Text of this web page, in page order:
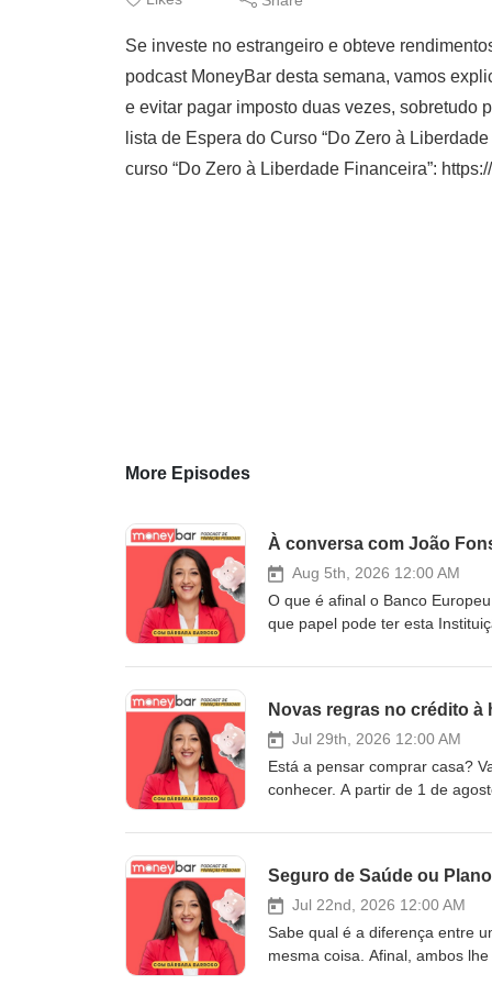
Se investe no estrangeiro e obteve
podcast MoneyBar desta semana, vamos
e evitar pagar imposto duas vezes, sobretudo
lista de Espera do Curso “Do Zero à
curso “Do Zero à Liberdade Financeira”:
More Episodes
Aug 5th, 2026 12:00 AM
O que é afinal o Banco
que papel pode ter esta
em Portugal, para uma
lista de Espera do Curso “Do
na Lista de Espera do
Lista de Espera do Programa
Newsletter: Newsletter
SociaisInstagram: https://
Youtube:https://
eventos, programas e
podcast tem apenas fins
de aconselhamento financeiro.
Novas regras no crédito à
Jul 29th, 2026 12:00 AM
Está a pensar comprar casa?
conhecer. A partir de 1 de
quem é afetado e o que deve
“Do Zero à Liberdade
Programa Património
Programa Património 50+:
MoneyLab – https://bit.ly/
Seguro de Saúde ou
Jul 22nd, 2026 12:00 AM
Sabe qual é a diferença entre
mesma coisa. Afinal, ambos